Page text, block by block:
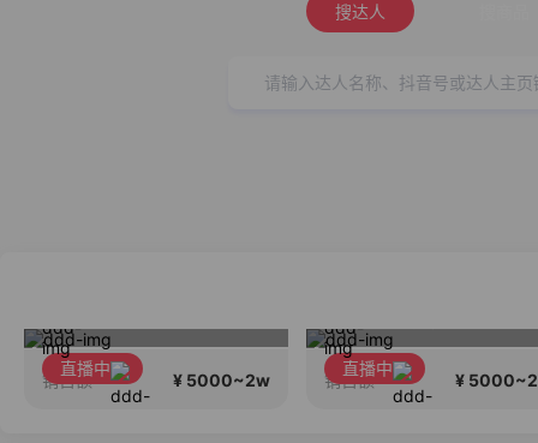
搜达人
直播中
销售额 ¥ 5000~2w
直播中
销售额 ¥